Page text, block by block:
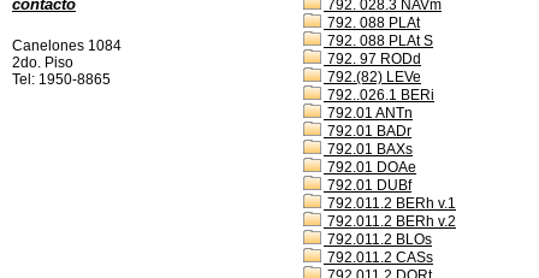
792. 028.3 NAVm
792. 088 PLAt
792. 088 PLAt S
792. 97 RODd
792.(82) LEVe
792..026.1 BERi
792.01 ANTn
792.01 BADr
792.01 BAXs
792.01 DOAe
792.01 DUBf
792.011.2 BERh v.1
792.011.2 BERh v.2
792.011.2 BLOs
792.011.2 CASs
contacto
Canelones 1084
2do. Piso
Tel: 1950-8865